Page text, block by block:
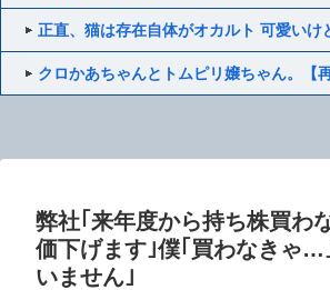
正直、猫は存在自体がオカルト 可愛いけ
クロかあちゃんとトムピリ嬢ちゃん。【再
弊社｢来年度から持ち株買わ
価下げます｣僕｢買わなきゃ…
いません｣